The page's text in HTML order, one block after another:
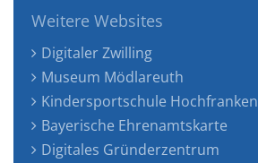
Weitere Websites
Digitaler Zwilling
Museum Mödlareuth
Kindersportschule Hochfranken
Bayerische Ehrenamtskarte
Digitales Gründerzentrum